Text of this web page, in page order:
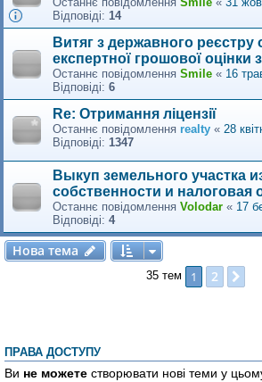
Відповіді: 14
Витяг з державного реєстру
експертної грошової оцінки
Останнє повідомлення Smile « 16
Відповіді: 6
Re: Отримання ліцензії
Останнє повідомлення realty « 28
Відповіді: 1347
Выкуп земельного участка
собственности и налоговая
Останнє повідомлення Volodar « 17
Відповіді: 4
Нова тема
Нова тема
35 тем 1 2
ПРАВА ДОСТУПУ
Ви не можете створювати нові теми у